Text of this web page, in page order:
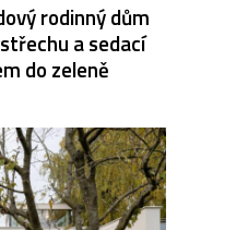
rodinný dům
a sedací
do zeleně